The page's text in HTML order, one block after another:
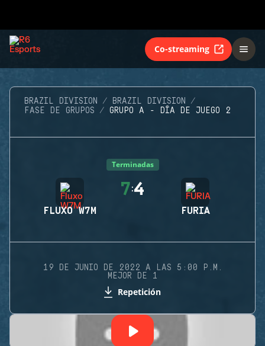
Co-streaming
BRAZIL DIVISION
BRAZIL DIVISION
FASE DE GRUPOS
GRUPO A - DÍA DE JUEGO 2
Terminadas
FLUXO W7M
7:4
FURIA
19 DE JUNIO DE 2022 A LAS 5:00 P.M.
MEJOR DE 1
Repetición